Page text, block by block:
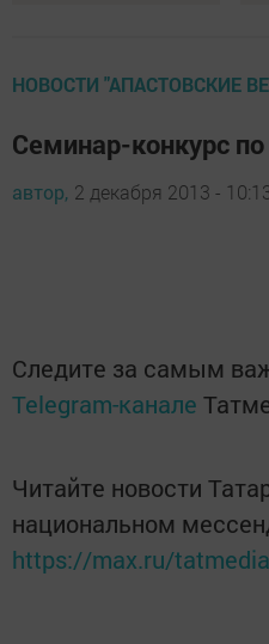
НОВОСТИ "АПАСТОВСКИЕ
Семинар-конкурс по
автор, 2 декабря 2013 -
Следите за самым
Telegram-канале
Читайте новости
национальном
https://max.ru/tatmedia